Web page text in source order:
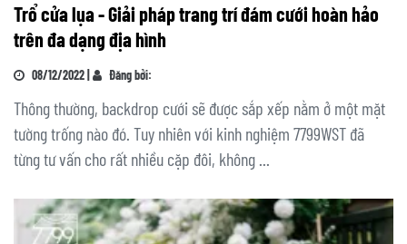
Trổ cửa lụa - Giải pháp trang trí đám cưới hoàn hảo
trên đa dạng địa hình
08/12/2022 | Đăng bởi:
Thông thường, backdrop cưới sẽ được sắp xếp nằm ở một mặt
tường trống nào đó. Tuy nhiên với kinh nghiệm 7799WST đã
từng tư vấn cho rất nhiều cặp đôi, không ...